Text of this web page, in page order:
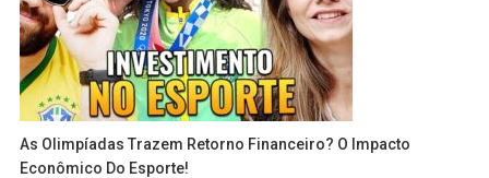
As Olimpíadas Trazem Retorno Financeiro? O Impacto
Econômico Do Esporte!